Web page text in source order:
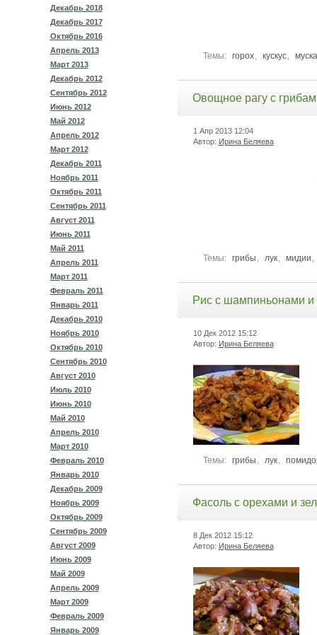
Декабрь 2018
Декабрь 2017
Октябрь 2016
Апрель 2013
Март 2013
Декабрь 2012
Сентябрь 2012
Июнь 2012
Май 2012
Апрель 2012
Март 2012
Декабрь 2011
Ноябрь 2011
Октябрь 2011
Сентябрь 2011
Август 2011
Июнь 2011
Май 2011
Апрель 2011
Март 2011
Февраль 2011
Январь 2011
Декабрь 2010
Ноябрь 2010
Октябрь 2010
Сентябрь 2010
Август 2010
Июль 2010
Июнь 2010
Май 2010
Апрель 2010
Март 2010
Февраль 2010
Январь 2010
Декабрь 2009
Ноябрь 2009
Октябрь 2009
Сентябрь 2009
Август 2009
Июнь 2009
Май 2009
Апрель 2009
Март 2009
Февраль 2009
Январь 2009
Темы: горох, кускус,
Овощное рагу с
1 Апр 2013 12:04
Автор: Ирина Беляева
Темы: грибы , лук, мидии ,
Рис с шампиньонами и
10 Дек 2012 15:12
Автор: Ирина Беляева
Темы: грибы , лук,
Фасоль с орехами и
8 Дек 2012 15:12
Автор: Ирина Беляева